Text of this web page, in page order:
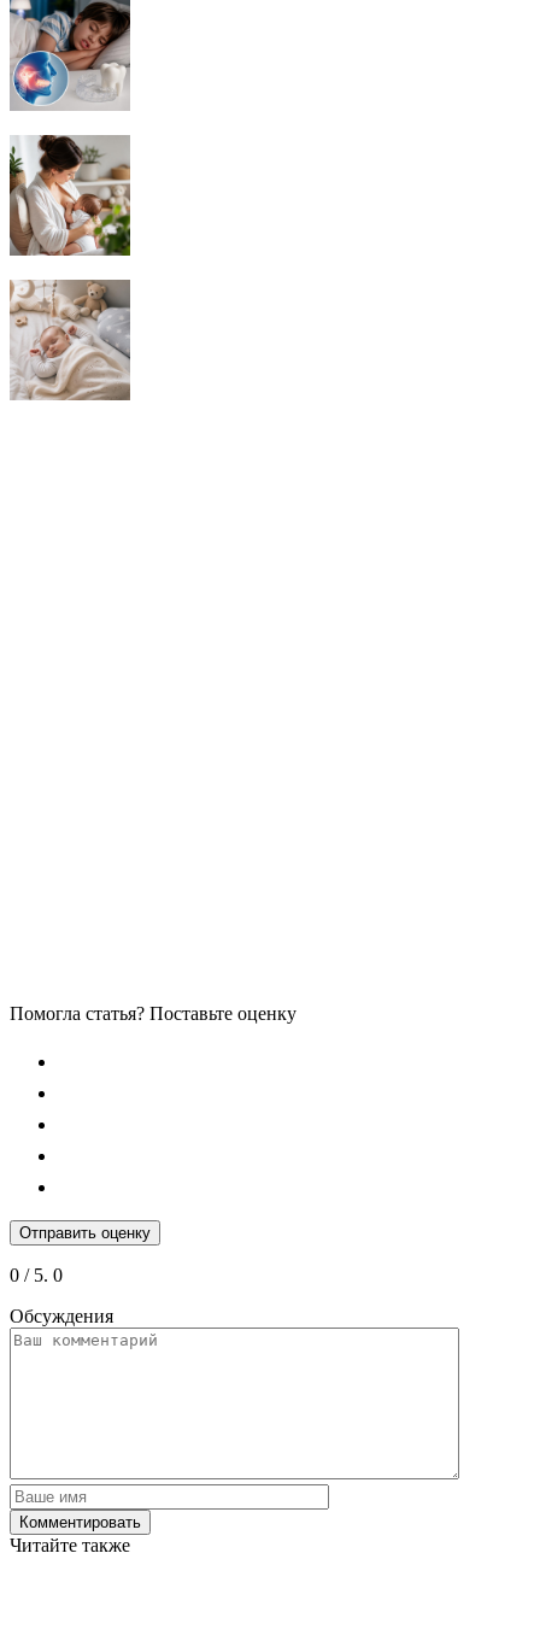
Помогла статья? Поставьте оценку
Отправить оценку
0 / 5. 0
Обсуждения
Читайте также